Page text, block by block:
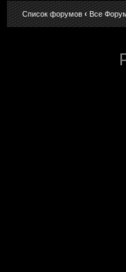
Список форумов ‹ Все